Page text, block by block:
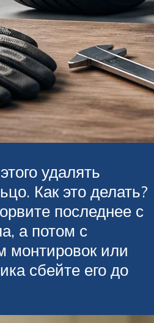
удалять
Как это делать?
последнее с
а потом с
монтировок или
сбейте его до